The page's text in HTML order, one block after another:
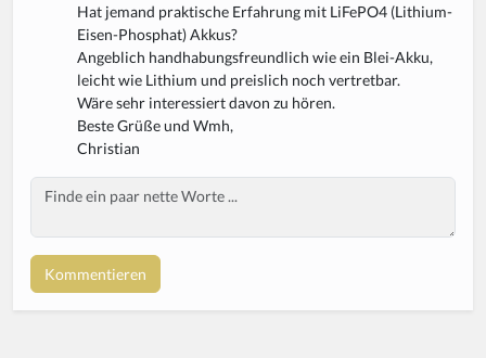
Hat jemand praktische Erfahrung mit LiFePO4 (Lithium-
Eisen-Phosphat) Akkus?
Angeblich handhabungsfreundlich wie ein Blei-Akku,
leicht wie Lithium und preislich noch vertretbar.
Wäre sehr interessiert davon zu hören.
Beste Grüße und Wmh,
Christian
Body